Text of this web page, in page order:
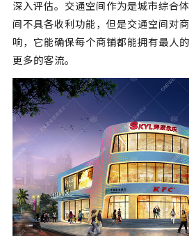
深入评估。交通空间作为是城市综合
间不具各收利功能，但是交通空间对
响，它能确保每个商铺都能拥有最人
更多的客流。